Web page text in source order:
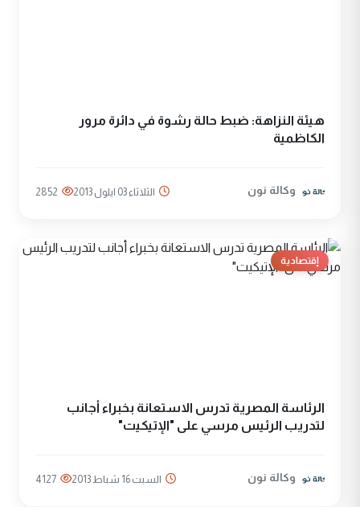
هيئة النزاهة: ضبط حالة رشوة في دائرة مرور
الكاظمية
وكالة نون الثلاثاء 03 ايلول 2013 2852
إقتصادية
الرئاسة المصرية تدرس الاستعانة بخبراء أجانب
لتدريب الرئيس مرسي على "الإتيكيت"
وكالة نون السبت 16 شباط 2013 4127